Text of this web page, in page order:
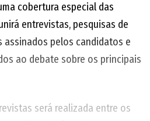
cobertura especial das
entrevistas, pesquisas de
pelos candidatos e
ao debate sobre os principais
será realizada entre os